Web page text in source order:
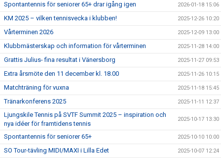
Spontantennis för seniorer 65+ drar igång igen 2026-01-18 15:06
KM 2025 – vilken tennisvecka i klubben! 2025-12-26 10:20
Vårterminen 2026 2025-12-09 13:00
Klubbmästerskap och information för vårterminen 2025-11-28 14:00
Grattis Julius- fina resultat i Vänersborg 2025-11-27 09:53
Extra årsmöte den 11 december kl. 18.00 2025-11-26 10:15
Matchträning för vuxna 2025-11-18 15:45
Tränarkonferens 2025 2025-11-11 12:37
Ljungskile Tennis på SVTF Summit 2025 – inspiration och
nya idéer för framtidens tennis
2025-10-17 13:30
Spontantennis för seniorer 65+ 2025-10-10 10:00
SO Tour-tävling MIDI/MAXI i Lilla Edet 2025-10-07 12:24